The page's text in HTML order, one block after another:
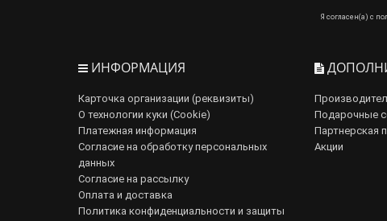
Я согласен(а) с
ИНФОРМАЦИЯ
Карточка организации (реквизиты)
О технологии куки (Cookie)
Платежная информация
Согласие на обработку персональных
данных
Согласие на рассылку
Оплата и доставка
Политика конфиденциальности и защиты
Подарочные
Партнерская
Акции